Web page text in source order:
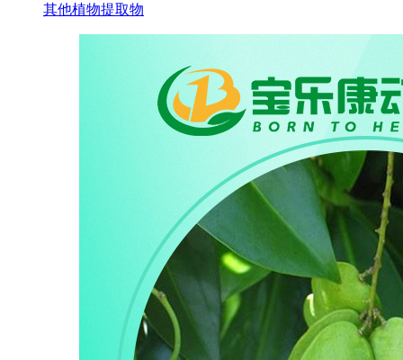
其他植物提取物